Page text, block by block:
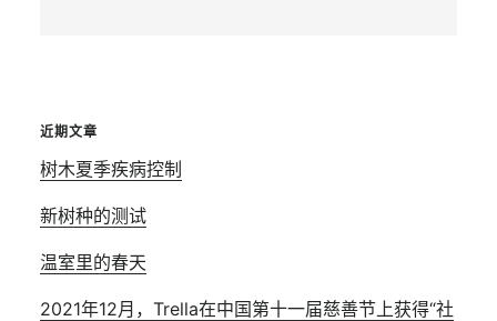
近期文章
树木夏季疾病控制
新树种的测试
温室里的春天
2021年12月，Trella在中国第十一届慈善节上获得“社